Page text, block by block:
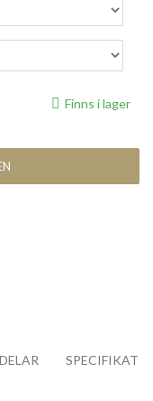
Finns i lager